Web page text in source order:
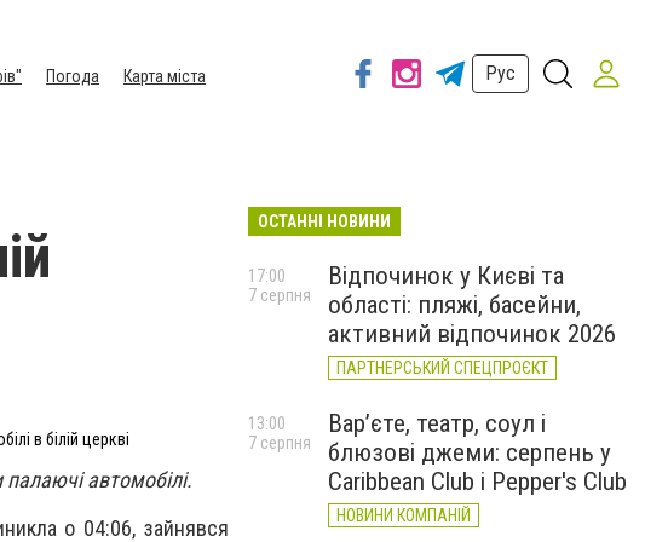
Погода
Карта міста
Рус
в білій церкві
палаючі автомобілі.
о 04:06, зайнявся
ОСТАННІ НОВИНИ
Відпочинок у Києві та
області: пляжі, басейни,
активний відпочинок 2026
ПАРТНЕРСЬКИЙ СПЕЦПРОЄКТ
17:00
7 серпня
Вар’єте, театр, соул і
блюзові джеми: серпень у
Caribbean Club і Pepper's Club
НОВИНИ КОМПАНІЙ
13:00
7 серпня